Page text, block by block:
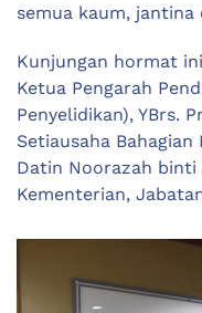
semua kaum,
Kunjungan hormat
Ketua Pengarah
Penyelidikan), YBrs.
Setiausaha Bahagian
Datin Noorazah binti
Kementerian,